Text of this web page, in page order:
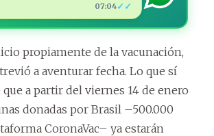
07:04✓✓
propiamente de la vacunación,
a aventurar fecha. Lo que sí
a partir del viernes 14 de enero
donadas por Brasil –500.000
CoronaVac– ya estarán